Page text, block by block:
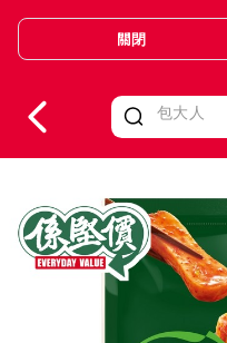
Valid Until 30 June
關閉